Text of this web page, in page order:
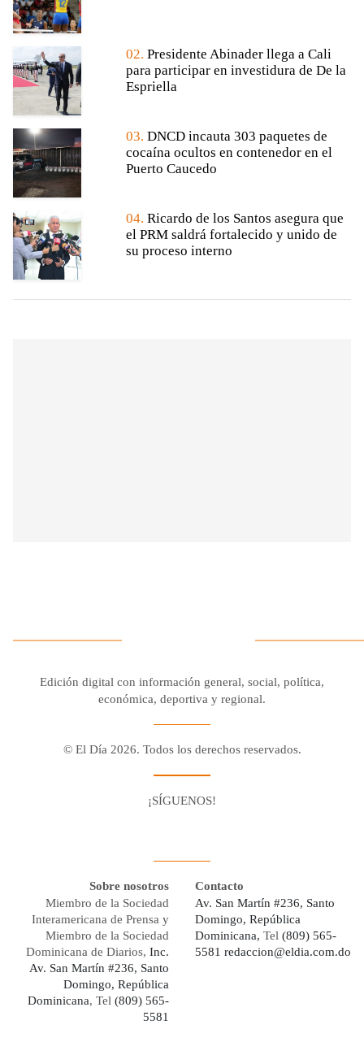
02. Presidente Abinader llega a Cali
para participar en investidura de De la
Espriella
03. DNCD incauta 303 paquetes de
cocaína ocultos en contenedor en el
Puerto Caucedo
04. Ricardo de los Santos asegura que
el PRM saldrá fortalecido y unido de
su proceso interno
Edición digital con información general, social, política,
económica, deportiva y regional.
© El Día 2026. Todos los derechos reservados.
¡SÍGUENOS!
Sobre nosotros
Miembro de la Sociedad
Interamericana de Prensa y
Miembro de la Sociedad
Dominicana de Diarios, Inc.
Av. San Martín #236, Santo
Domingo, República
Dominicana, Tel (809) 565-
5581
Contacto
Av. San Martín #236, Santo
Domingo, República
Dominicana, Tel (809) 565-
5581 redaccion@eldia.com.do